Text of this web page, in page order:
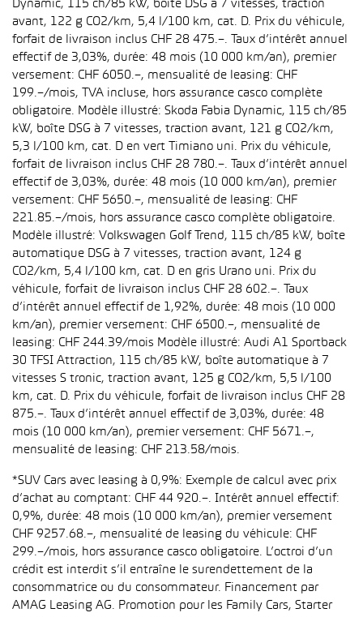
Dynamic, 115 ch/85 kW, boîte DSG à 7 vitesses, traction
avant, 122 g CO2/km, 5,4 l/100 km, cat. D. Prix du véhicule,
forfait de livraison inclus CHF 28 475.–. Taux d’intérêt annuel
effectif de 3,03%, durée: 48 mois (10 000 km/an), premier
versement: CHF 6050.–, mensualité de leasing: CHF
199.–/mois, TVA incluse, hors assurance casco complète
obligatoire. Modèle illustré: Skoda Fabia Dynamic, 115 ch/85
kW, boîte DSG à 7 vitesses, traction avant, 121 g CO2/km,
5,3 l/100 km, cat. D en vert Timiano uni. Prix du véhicule,
forfait de livraison inclus CHF 28 780.–. Taux d’intérêt annuel
effectif de 3,03%, durée: 48 mois (10 000 km/an), premier
versement: CHF 5650.–, mensualité de leasing: CHF
221.85.–/mois, hors assurance casco complète obligatoire.
Modèle illustré: Volkswagen Golf Trend, 115 ch/85 kW, boîte
automatique DSG à 7 vitesses, traction avant, 124 g
CO2/km, 5,4 l/100 km, cat. D en gris Urano uni. Prix du
véhicule, forfait de livraison inclus CHF 28 602.–. Taux
d’intérêt annuel effectif de 1,92%, durée: 48 mois (10 000
km/an), premier versement: CHF 6500.–, mensualité de
leasing: CHF 244.39/mois Modèle illustré: Audi A1 Sportback
30 TFSI Attraction, 115 ch/85 kW, boîte automatique à 7
vitesses S tronic, traction avant, 125 g CO2/km, 5,5 l/100
km, cat. D. Prix du véhicule, forfait de livraison inclus CHF 28
875.–. Taux d’intérêt annuel effectif de 3,03%, durée: 48
mois (10 000 km/an), premier versement: CHF 5671.–,
mensualité de leasing: CHF 213.58/mois.
*SUV Cars avec leasing à 0,9%: Exemple de calcul avec prix
d’achat au comptant: CHF 44 920.–. Intérêt annuel effectif:
0,9%, durée: 48 mois (10 000 km/an), premier versement
CHF 9257.68.–, mensualité de leasing du véhicule: CHF
299.–/mois, hors assurance casco obligatoire. L’octroi d’un
crédit est interdit s’il entraîne le surendettement de la
consommatrice ou du consommateur. Financement par
AMAG Leasing AG. Promotion pour les Family Cars, Starter